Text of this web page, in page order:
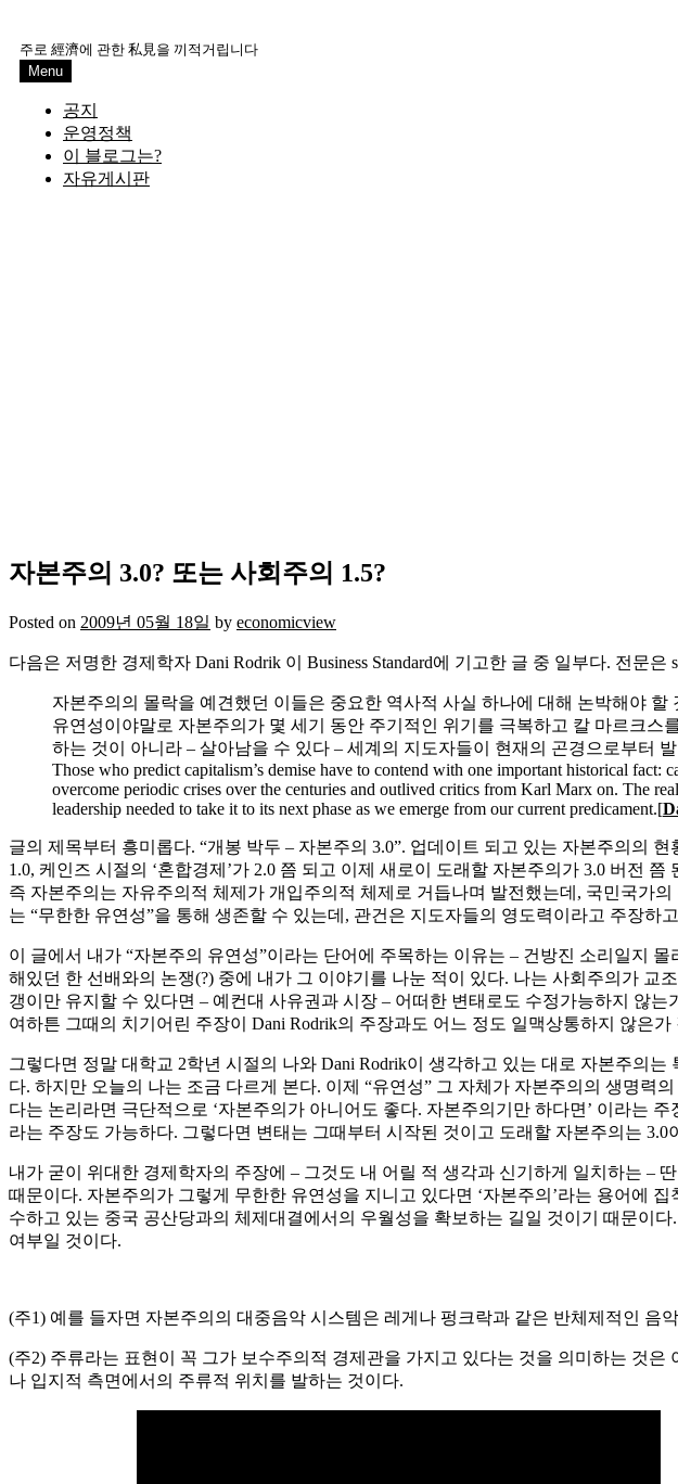
content
주로 經濟에 관한 私見을 끼적거립니다
Menu
공지
운영정책
이 블로그는?
자유게시판
자본주의 3.0? 또는 사회주의 1.5?
Posted on 2009년 05월 18일 by economicview
다음은 저명한 경제학자 Dani Rodrik 이 Business Standard에 기고한 글 중 일부다. 전문은
자본주의의 몰락을 예견했던 이들은 중요한 역사적 사실 하나에 대해 논박해야
유연성이야말로 자본주의가 몇 세기 동안 주기적인 위기를 극복하고 칼 마르크
하는 것이 아니라 – 살아남을 수 있다 – 세계의 지도자들이 현재의 곤경으로부터
Those who predict capitalism’s demise have to contend with one important historical
overcome periodic crises over the centuries and outlived critics from Karl Marx on. The
leadership needed to take it to its next phase as we emerge from our current predicament.[
글의 제목부터 흥미롭다. “개봉 박두 – 자본주의 3.0”. 업데이트 되고 있는 자본주의의
1.0, 케인즈 시절의 ‘혼합경제’가 2.0 쯤 되고 이제 새로이 도래할 자본주의가 3.0 버전
즉 자본주의는 자유주의적 체제가 개입주의적 체제로 거듭나며 발전했는데, 국민국가
는 “무한한 유연성”을 통해 생존할 수 있는데, 관건은 지도자들의 영도력이라고 주장하
이 글에서 내가 “자본주의 유연성”이라는 단어에 주목하는 이유는 – 건방진 소리일지
해있던 한 선배와의 논쟁(?) 중에 내가 그 이야기를 나눈 적이 있다. 나는 사회주의가
갱이만 유지할 수 있다면 – 예컨대 사유권과 시장 – 어떠한 변태로도 수정가능하지 않
여하튼 그때의 치기어린 주장이 Dani Rodrik의 주장과도 어느 정도 일맥상통하지 않은가
그렇다면 정말 대학교 2학년 시절의 나와 Dani Rodrik이 생각하고 있는 대로 자본주의
다. 하지만 오늘의 나는 조금 다르게 본다. 이제 “유연성” 그 자체가 자본주의의 생명력
다는 논리라면 극단적으로 ‘자본주의가 아니어도 좋다. 자본주의기만 하다면’ 이라는
라는 주장도 가능하다. 그렇다면 변태는 그때부터 시작된 것이고 도래할 자본주의는 3.0
내가 굳이 위대한 경제학자의 주장에 – 그것도 내 어릴 적 생각과 신기하게 일치하는 –
때문이다. 자본주의가 그렇게 무한한 유연성을 지니고 있다면 ‘자본주의’라는 용어에
수하고 있는 중국 공산당과의 체제대결에서의 우월성을 확보하는 길일 것이기 때문이
여부일 것이다.
(주1) 예를 들자면 자본주의의 대중음악 시스템은 레게나 펑크락과 같은 반체제적인
(주2) 주류라는 표현이 꼭 그가 보수주의적 경제관을 가지고 있다는 것을 의미하는 것
나 입지적 측면에서의 주류적 위치를 발하는 것이다.